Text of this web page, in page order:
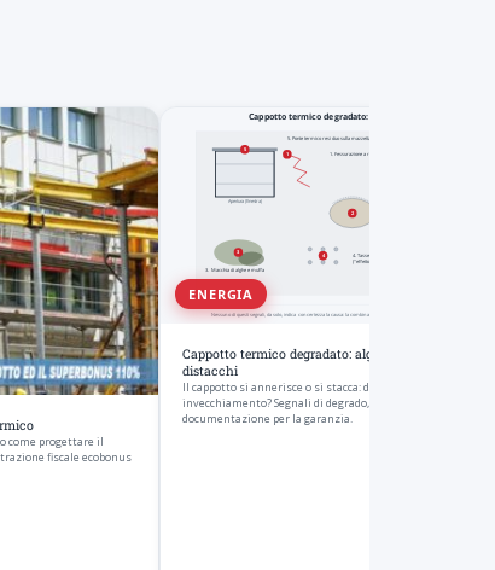
come progettare il
fiscale ecobonus
ENERGIA
Cappotto termico degradato: alghe, muffe
distacchi
Il cappotto si annerisce o si stacca: difetto di posa o
invecchiamento? Segnali di degrado, diagnosi differenziale e
documentazione per la garanzia.